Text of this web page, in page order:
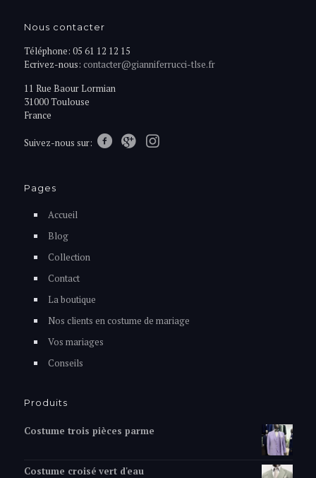
Nous contacter
Téléphone: 05 61 12 12 15
Ecrivez-nous: contacter@gianniferrucci-tlse.fr
11 Rue Baour Lormian
31000 Toulouse
France
Suivez-nous sur:
Pages
Accueil
Blog
Collection
Contact
La boutique
Nos clients en costume de mariage
Vos mariages
Conseils
Produits
Costume trois pièces parme
Costume croisé vert d'eau